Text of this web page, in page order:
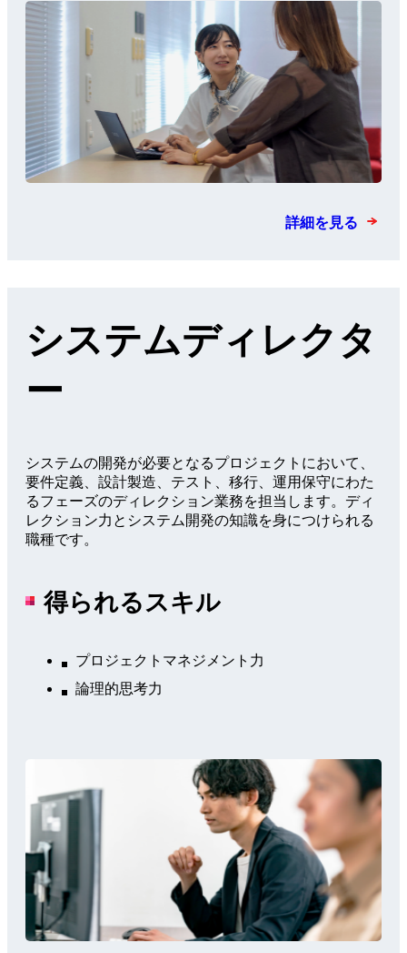
詳細を見る
システムディレクタ
ー
システムの開発が必要となるプロジェクトにおいて、
要件定義、設計製造、テスト、移行、運用保守にわた
るフェーズのディレクション業務を担当します。ディ
レクション力とシステム開発の知識を身につけられる
職種です。
得られるスキル
プロジェクトマネジメント力
論理的思考力